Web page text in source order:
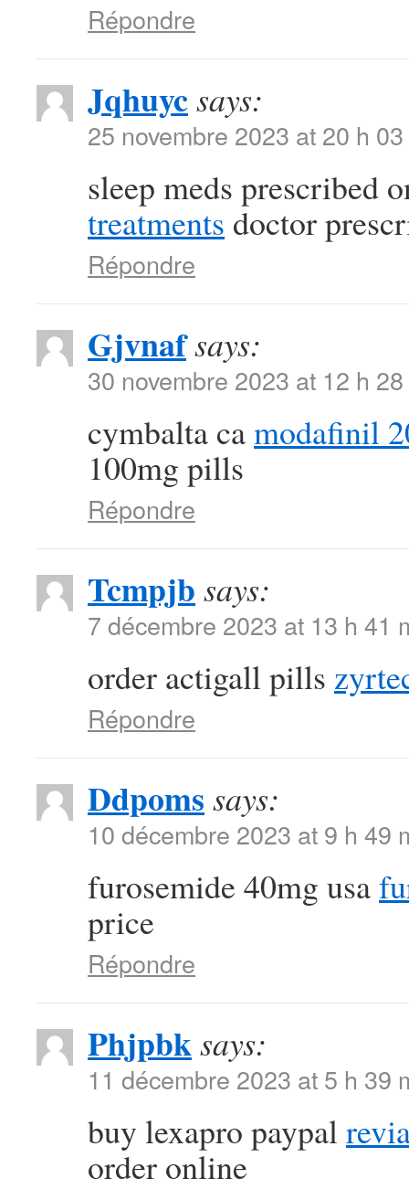
Répondre
Jqhuycsays:
25 novembre 2023 at 20 h
sleep meds prescribed
treatments doctor
Répondre
Gjvnafsays:
30 novembre 2023 at 12 h
cymbalta camodafinil
100mg pills
Répondre
Tcmpjb says:
7 décembre 2023 at 13 h 41
order actigall pills
Répondre
Ddpoms says:
10 décembre 2023 at 9 h 49
furosemide 40mg usa
price
Répondre
Phjpbksays:
11 décembre 2023 at 5 h 39
buy lexapro paypal
order online